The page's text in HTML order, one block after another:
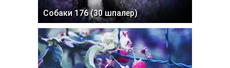
Собаки 176 (30 шпалер)